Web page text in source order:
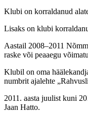
Klubi on korraldanud
Lisaks on klubi
Aastail 2008–2011
raske või peaaegu
Klubil on oma
numbrit ajalehte
2011. aasta juulist kuni
Jaan Hatto.